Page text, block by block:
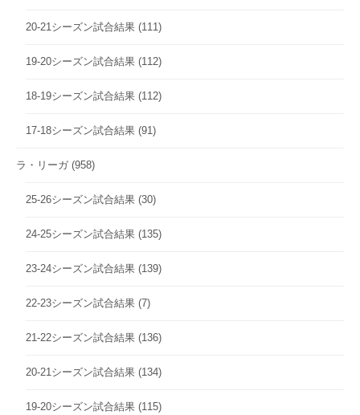
20-21シーズン試合結果 (111)
19-20シーズン試合結果 (112)
18-19シーズン試合結果 (112)
17-18シーズン試合結果 (91)
ラ・リーガ (958)
25-26シーズン試合結果 (30)
24-25シーズン試合結果 (135)
23-24シーズン試合結果 (139)
22-23シーズン試合結果 (7)
21-22シーズン試合結果 (136)
20-21シーズン試合結果 (134)
19-20シーズン試合結果 (115)